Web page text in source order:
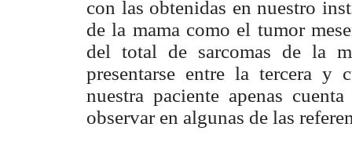
con las obtenidas en nuestro
de la mama como el tumor
del total de sarcomas de la
presentarse entre la tercera y
nuestra paciente apenas
observar en algunas de las